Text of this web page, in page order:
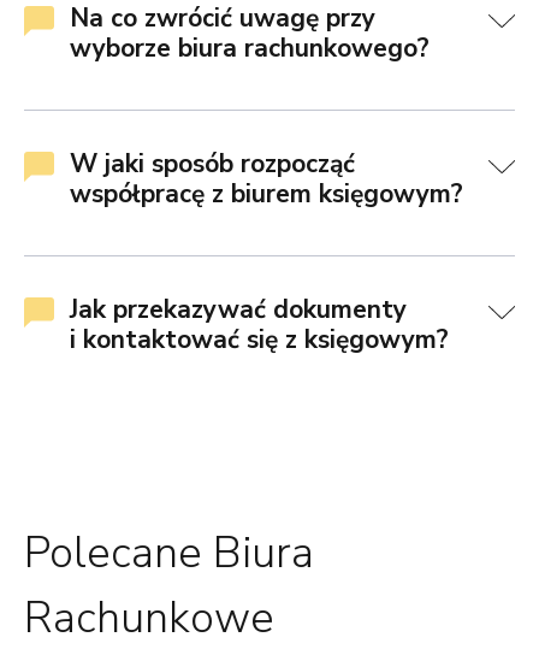
Na co zwrócić uwagę przy
wyborze biura rachunkowego?
W jaki sposób rozpocząć
współpracę z biurem księgowym?
Jak przekazywać dokumenty
i kontaktować się z księgowym?
Polecane Biura
Rachunkowe